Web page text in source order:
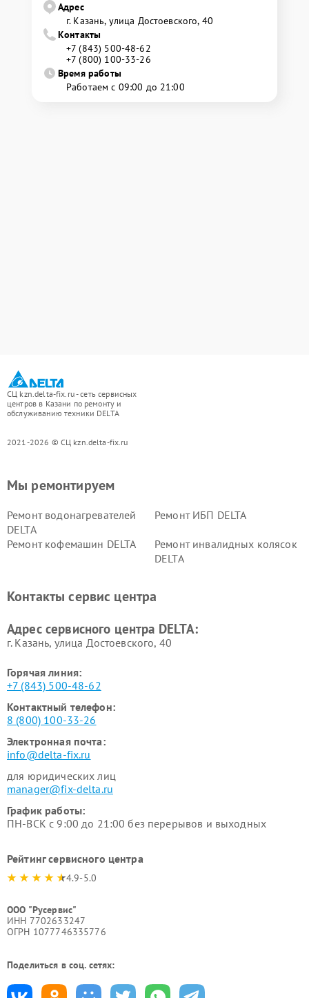
Адрес
г. Казань, улица Достоевского, 40
Контакты
+7 (843) 500-48-62
+7 (800) 100-33-26
Время работы
Работаем с 09:00 до 21:00
СЦ kzn.delta-fix.ru - сеть сервисных
центров в Казани по ремонту и
обслуживанию техники DELTA
2021-2026 © СЦ kzn.delta-fix.ru
Мы ремонтируем
Ремонт водонагревателей
DELTA
Ремонт ИБП DELTA
Ремонт кофемашин DELTA
Ремонт инвалидных колясок
DELTA
Контакты сервис центра
Адрес сервисного центра DELTA:
г. Казань, улица Достоевского, 40
Горячая линия:
+7 (843) 500-48-62
Контактный телефон:
8 (800) 100-33-26
Электронная почта:
info@delta-fix.ru
для юридических лиц
manager@fix-delta.ru
График работы:
ПН-ВСК с 9:00 до 21:00 без перерывов и выходных
Рейтинг сервисного центра
4.9-5.0
ООО "Русервис"
ИНН 7702633247
ОГРН 1077746335776
Поделиться в соц. сетях: